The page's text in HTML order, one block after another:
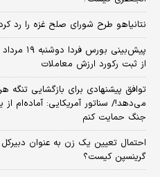
نتانیاهو طرح شورای صلح غزه را رد
از ثبت رکورد ارزش معاملات
می‌دهد!/ سناتور آمریکایی: آماده‌ام
جنگ حمایت کنم
احتمال تعیین یک زن به عنوان
گرینسپن کیست؟